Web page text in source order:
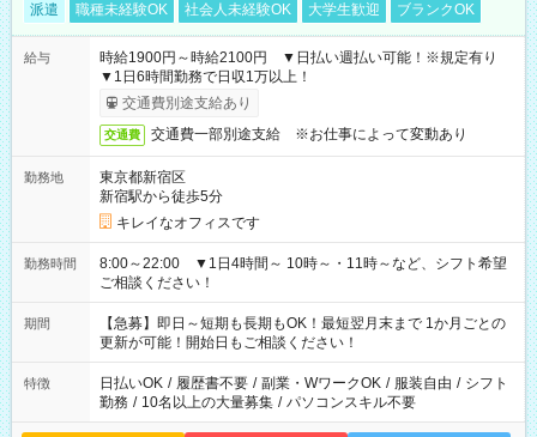
派遣 職種未経験OK 社会人未経験OK 大学生歓迎 ブランクOK
給与
時給1900円～時給2100円 ▼日払い週払い可能！※規定有り
▼1日6時間勤務で日収1万以上！
交通費別途支給あり
交通費 交通費一部別途支給 ※お仕事によって変動あり
勤務地
東京都新宿区
新宿駅から徒歩5分
キレイなオフィスです
勤務時間
8:00～22:00 ▼1日4時間～ 10時～・11時～など、シフト希望
ご相談ください！
期間
【急募】即日～短期も長期もOK！最短翌月末まで 1か月ごとの
更新が可能！開始日もご相談ください！
特徴 日払いOK / 履歴書不要 / 副業・WワークOK / 服装自由 / シフト
勤務 / 10名以上の大量募集 / パソコンスキル不要